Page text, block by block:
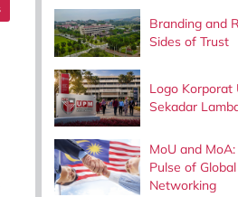
Branding and
Sides of Trust
Logo Korporat
Sekadar
MoU and
Pulse of
Networking